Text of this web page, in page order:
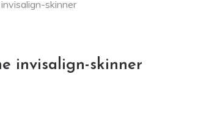
skinner
invisalign-skinner